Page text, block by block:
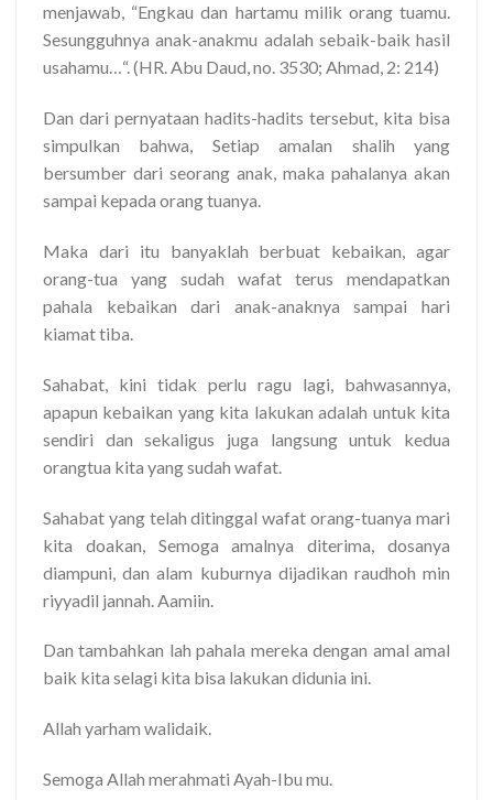
menjawab, “Engkau dan hartamu milik orang tuamu.
Sesungguhnya anak-anakmu adalah sebaik-baik hasil
usahamu…“. (HR. Abu Daud, no. 3530; Ahmad, 2: 214)
Dan dari pernyataan hadits-hadits tersebut, kita bisa
simpulkan bahwa, Setiap amalan shalih yang
bersumber dari seorang anak, maka pahalanya akan
sampai kepada orang tuanya.
Maka dari itu banyaklah berbuat kebaikan, agar
orang-tua yang sudah wafat terus mendapatkan
pahala kebaikan dari anak-anaknya sampai hari
kiamat tiba.
Sahabat, kini tidak perlu ragu lagi, bahwasannya,
apapun kebaikan yang kita lakukan adalah untuk kita
sendiri dan sekaligus juga langsung untuk kedua
orangtua kita yang sudah wafat.
Sahabat yang telah ditinggal wafat orang-tuanya mari
kita doakan, Semoga amalnya diterima, dosanya
diampuni, dan alam kuburnya dijadikan raudhoh min
riyyadil jannah. Aamiin.
Dan tambahkan lah pahala mereka dengan amal amal
baik kita selagi kita bisa lakukan didunia ini.
Allah yarham walidaik.
Semoga Allah merahmati Ayah-Ibu mu.